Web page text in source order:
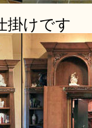
掛けです